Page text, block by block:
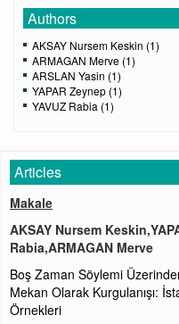
Authors
AKSAY Nursem Keskin (1)
ARMAGAN Merve (1)
ARSLAN Yasin (1)
YAPAR Zeynep (1)
YAVUZ Rabia (1)
Articles
Makale
AKSAY Nursem
Rabia,ARMAGAN Merve
Boş Zaman Söylemi
Mekan Olarak Kurgulanışı:
Örnekleri